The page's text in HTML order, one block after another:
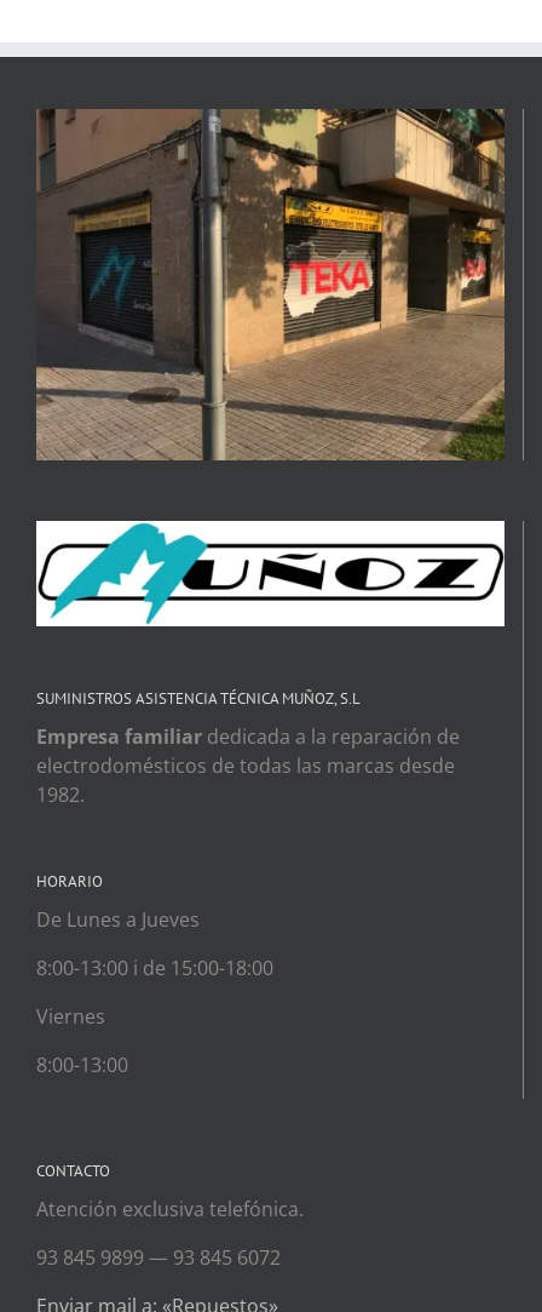
SUMINISTROS ASISTENCIA TÉCNICA MUÑOZ, S.L
Empresa familiar dedicada a la reparación de
electrodomésticos de todas las marcas desde
1982.
HORARIO
De Lunes a Jueves
8:00-13:00 i de 15:00-18:00
Viernes
8:00-13:00
CONTACTO
Atención exclusiva telefónica.
93 845 9899 — 93 845 6072
Enviar mail a: «Repuestos»